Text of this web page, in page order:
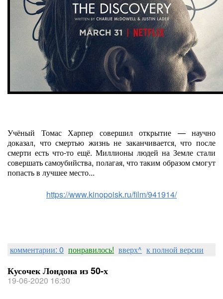
Учёный Томас Харпер совершил открытие — научно
доказал, что смертью жизнь не заканчивается, что после
смерти есть что-то ещё. Миллионы людей на Земле стали
совершать самоубийства, полагая, что таким образом смогут
попасть в лучшее место...
https://www.kinopoisk.ru/film/941914/
комментарии: 0 понравилось! вверх^ к полной версии
Кусочек Лондона из 50-х
19-06-2020 16:30